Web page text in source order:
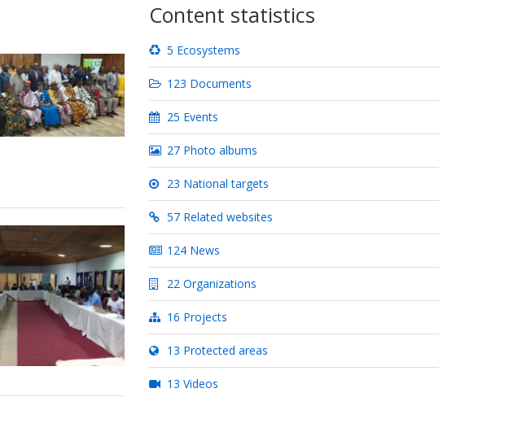
Content statistics
5 Ecosystems
123 Documents
25 Events
27 Photo albums
23 National targets
57 Related websites
124 News
22 Organizations
16 Projects
13 Protected areas
13 Videos